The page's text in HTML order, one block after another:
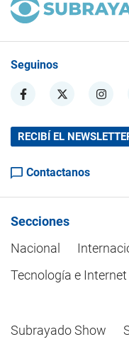
Seguinos
RECIBÍ EL
Contactanos
Secciones
Nacional
Tecnología e Internet
Subrayado Show